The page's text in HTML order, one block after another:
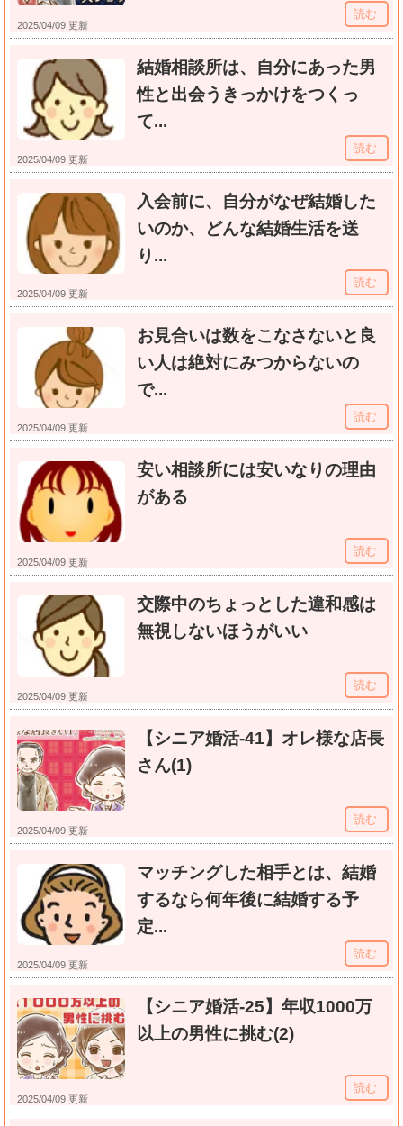
2025/04/09 更新
読む
2025/04/09 更新
結婚相談所は、自分にあった男
性と出会うきっかけをつくっ
て...
読む
2025/04/09 更新
入会前に、自分がなぜ結婚した
いのか、どんな結婚生活を送
り...
読む
2025/04/09 更新
お見合いは数をこなさないと良
い人は絶対にみつからないの
で...
読む
2025/04/09 更新
安い相談所には安いなりの理由
がある
読む
2025/04/09 更新
交際中のちょっとした違和感は
無視しないほうがいい
読む
2025/04/09 更新
【シニア婚活-41】オレ様な店長
さん(1)
読む
2025/04/09 更新
マッチングした相手とは、結婚
するなら何年後に結婚する予
定...
読む
2025/04/09 更新
【シニア婚活-25】年収1000万
以上の男性に挑む(2)
読む